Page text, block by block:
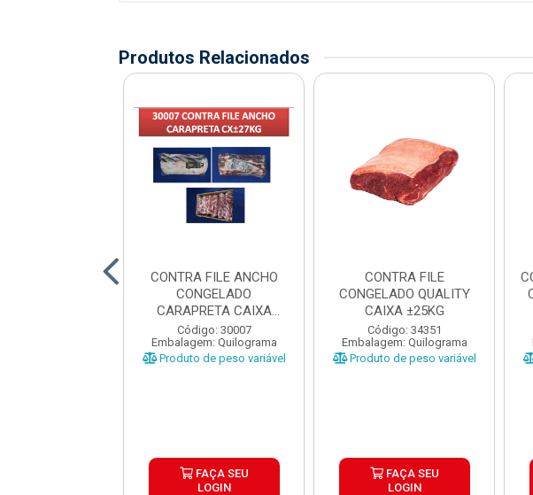
Produtos Relacionados
CONTRA FILE ANCHO
CONGELADO
CARAPRETA CAIXA
±25KG
Código: 30007
Embalagem: Quilograma
Produto de peso variável
FAÇA SEU
LOGIN
CONTRA FILE
CONGELADO QUALITY
CAIXA ±25KG
Código: 34351
Embalagem: Quilograma
Produto de peso variável
FAÇA SEU
LOGIN